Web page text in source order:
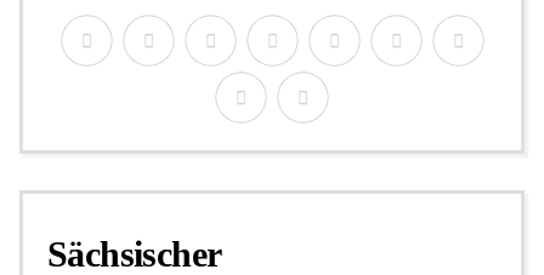
Sächsischer